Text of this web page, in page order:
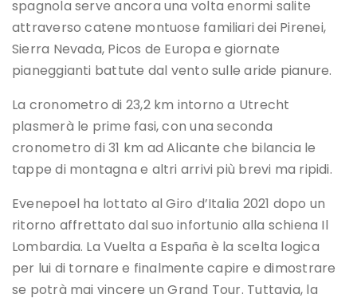
spagnola serve ancora una volta enormi salite
attraverso catene montuose familiari dei Pirenei,
Sierra Nevada, Picos de Europa e giornate
pianeggianti battute dal vento sulle aride pianure.
La cronometro di 23,2 km intorno a Utrecht
plasmerà le prime fasi, con una seconda
cronometro di 31 km ad Alicante che bilancia le
tappe di montagna e altri arrivi più brevi ma ripidi.
Evenepoel ha lottato al Giro d’Italia 2021 dopo un
ritorno affrettato dal suo infortunio alla schiena Il
Lombardia. La Vuelta a España è la scelta logica
per lui di tornare e finalmente capire e dimostrare
se potrà mai vincere un Grand Tour. Tuttavia, la